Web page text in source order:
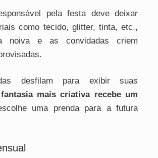
pela festa deve deixar
como tecido, glitter, tinta, etc.,
noiva e as convidadas criem
desfilam para exibir suas
mais criativa recebe um
uma prenda para a futura